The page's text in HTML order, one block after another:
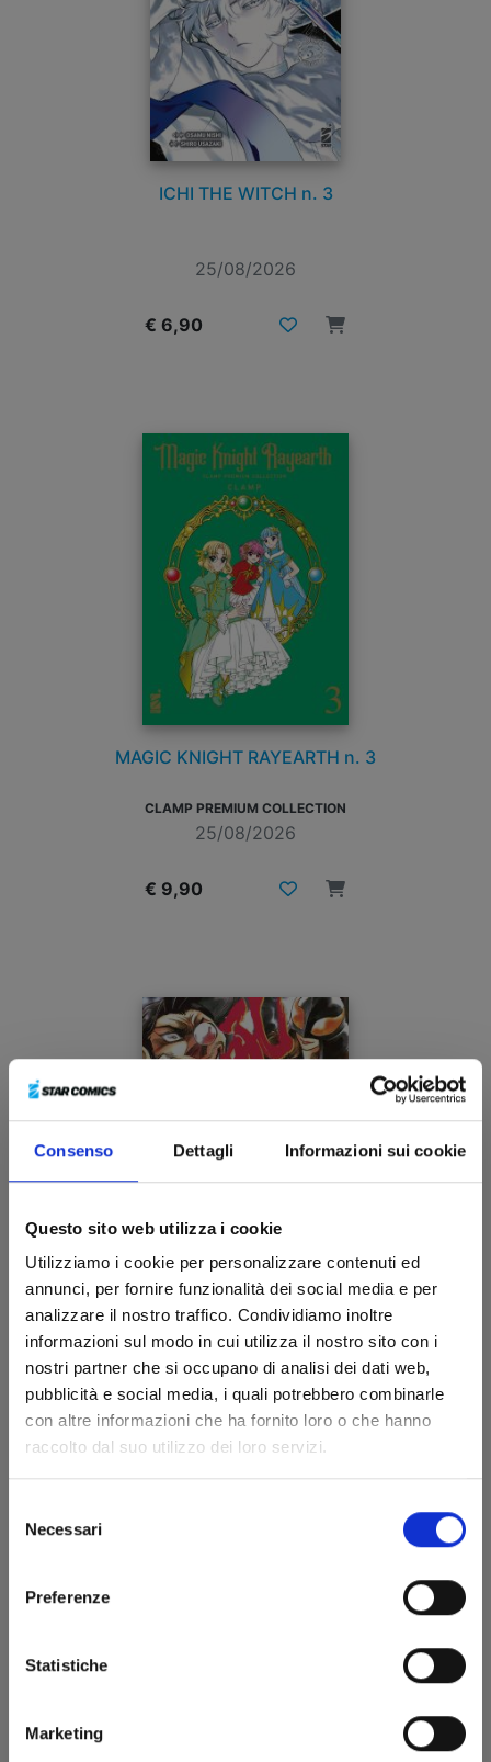
Consenso Dettagli Informazioni sui cookie
Questo sito web utilizza i cookie
Utilizziamo i cookie per personalizzare contenuti ed
annunci, per fornire funzionalità dei social media e per
analizzare il nostro traffico. Condividiamo inoltre
informazioni sul modo in cui utilizza il nostro sito con i
nostri partner che si occupano di analisi dei dati web,
pubblicità e social media, i quali potrebbero combinarle
con altre informazioni che ha fornito loro o che hanno
raccolto dal suo utilizzo dei loro servizi.
delNecessari
Preferenze
Statistiche
Marketing
ICHI THE WITCH n. 3
25/08/2026
€ 6,90
MAGIC KNIGHT RAYEARTH n. 3
CLAMP PREMIUM COLLECTION
25/08/2026
€ 9,90
MANGA BOMBER NEW EDITION n. 6
25/08/2026
€ 9,90